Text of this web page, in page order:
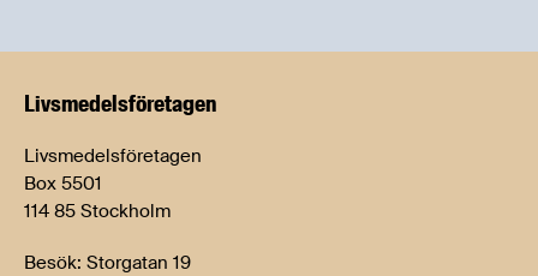
Livsmedels­företagen
Livsmedelsföretagen
Box 5501
114 85 Stockholm
Besök: Storgatan 19